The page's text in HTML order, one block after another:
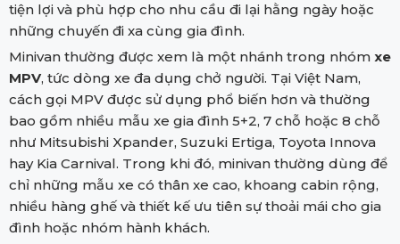
tiện lợi và phù hợp cho nhu cầu đi lại hằng ngày hoặc
những chuyến đi xa cùng gia đình.
Minivan thường được xem là một nhánh trong nhóm xe
MPV, tức dòng xe đa dụng chở người. Tại Việt Nam,
cách gọi MPV được sử dụng phổ biến hơn và thường
bao gồm nhiều mẫu xe gia đình 5+2, 7 chỗ hoặc 8 chỗ
như Mitsubishi Xpander, Suzuki Ertiga, Toyota Innova
hay Kia Carnival. Trong khi đó, minivan thường dùng để
chỉ những mẫu xe có thân xe cao, khoang cabin rộng,
nhiều hàng ghế và thiết kế ưu tiên sự thoải mái cho gia
đình hoặc nhóm hành khách.